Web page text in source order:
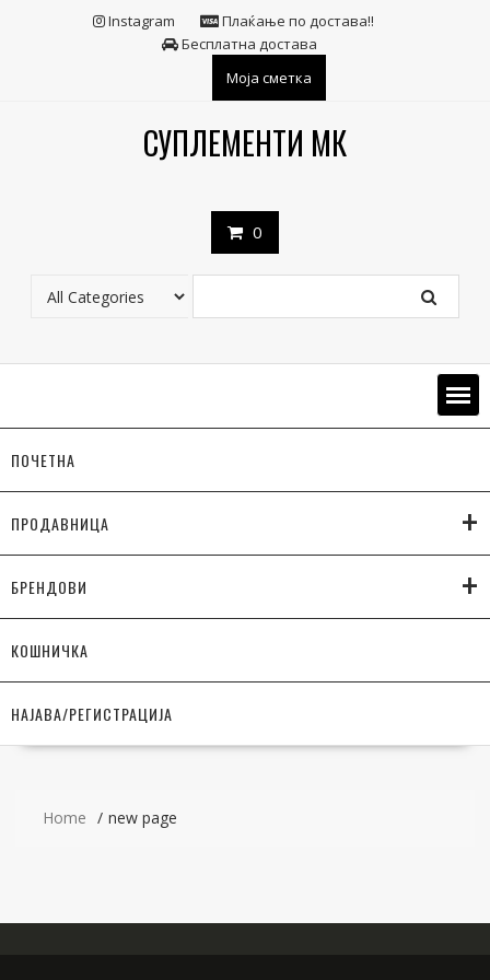
Instagram
Плаќање по достава!!
Бесплатна достава
Моја сметка
СУПЛЕМЕНТИ МК
0
ПОЧЕТНА
ПРОДАВНИЦА +
БРЕНДОВИ +
КОШНИЧКА
НАЈАВА/РЕГИСТРАЦИЈА
Home new page